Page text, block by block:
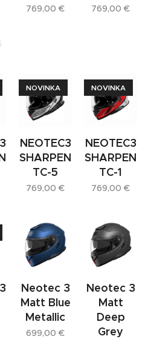
769,00 € 769,00 €
NEOTEC3
SHARPEN
TC-5
NOVINKA
769,00 €
NEOTEC3
SHARPEN
TC-1
NOVINKA
769,00 €
Neotec 3
Matt Blue
Metallic
699,00 €
Neotec 3
Matt
Deep
Grey